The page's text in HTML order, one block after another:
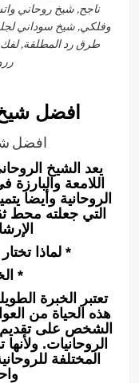
ناجح, شيخ روحاني
وفلكي, شيخ سوداني
طرق رد المطلقة, لفك
افضل
افضل
يعد الشيخ
اللامعة
الروحانية وأيضا
التي جعلته محط
* لماذا
*
تعتبر الخبرة
هذه الحياة من
الشخص على
الروحانيات.
المختلفة